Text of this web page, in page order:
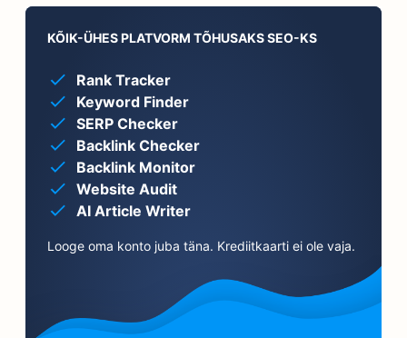
KÕIK-ÜHES PLATVORM TÕHUSAKS SEO-KS
Rank Tracker
Keyword Finder
SERP Checker
Backlink Checker
Backlink Monitor
Website Audit
AI Article Writer
Looge oma konto juba täna. Krediitkaarti ei ole vaja.